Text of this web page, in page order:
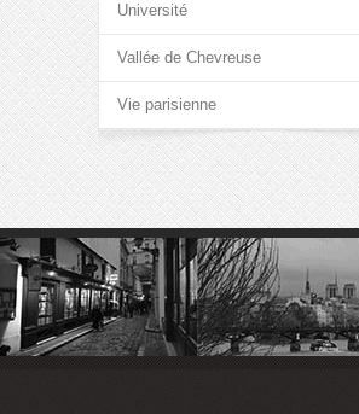
Université
Vallée de Chevreuse
Vie parisienne